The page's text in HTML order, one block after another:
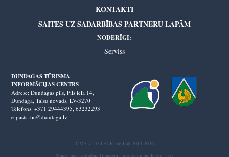
KONTAKTI
SAITES UZ SADARBĪBAS PARTNERU LAPĀM
NODERĪGI:
Serviss
DUNDAGAS TŪRISMA
INFORMĀCIJAS CENTRS
Adrese: Dundagas pils, Pils iela 14,
Dundaga, Talsu novads, LV-3270
Telefons: +371 29444395,63232293
e-pasts: tic@dundaga.lv
CMS v.2.0.1 © RixtelLab 2014-2026
Mājas lapu izstrādāja Grandem , programmēja Rixtel Lab.